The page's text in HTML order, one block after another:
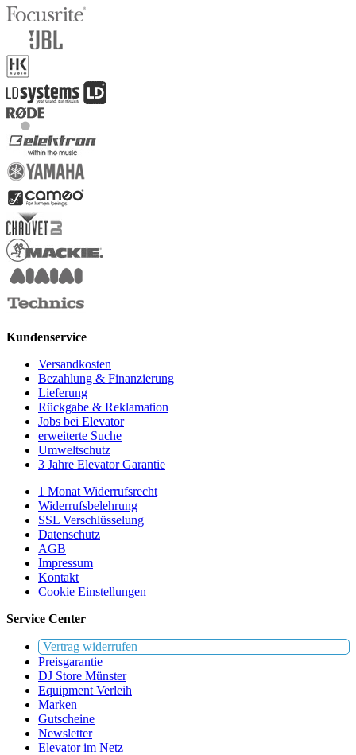
Kundenservice
Versandkosten
Bezahlung & Finanzierung
Lieferung
Rückgabe & Reklamation
Jobs bei Elevator
erweiterte Suche
Umweltschutz
3 Jahre Elevator Garantie
1 Monat Widerrufsrecht
Widerrufsbelehrung
SSL Verschlüsselung
Datenschutz
AGB
Impressum
Kontakt
Cookie Einstellungen
Service Center
Vertrag widerrufen
Preisgarantie
DJ Store Münster
Equipment Verleih
Marken
Gutscheine
Newsletter
Elevator im Netz